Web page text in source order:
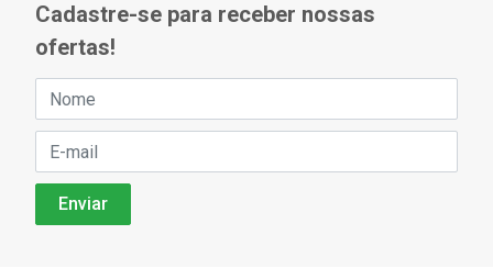
Cadastre-se para receber nossas
ofertas!